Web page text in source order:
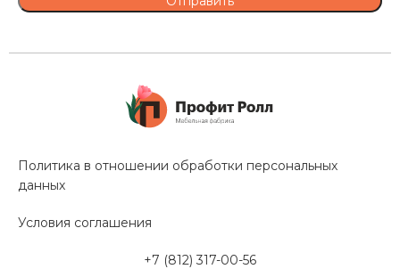
Политика в отношении обработки персональных
данных
Условия соглашения
+7 (812) 317-00-56